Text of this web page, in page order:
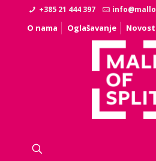
+385 21 444 397
O nama Oglašavanje